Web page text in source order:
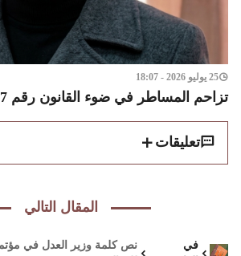
25 يوليو 2026 - 18:07
تزاحم المساطر في ضوء القانون رقم 73.17
تعليقات
المقال التالي
في
نص كلمة وزير العدل في